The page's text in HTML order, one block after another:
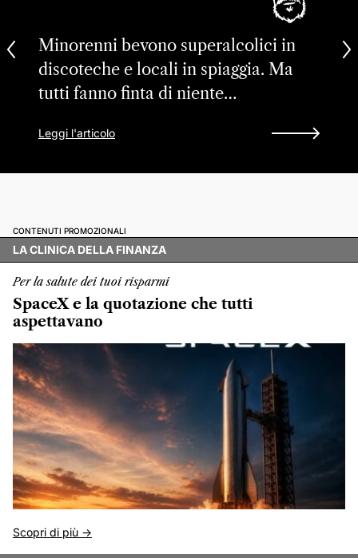
Minorenni bevono superalcolici in
discoteche e locali in spiaggia. Ma
tutti fanno finta di niente…
Leggi l'articolo
CONTENUTI PROMOZIONALI
LA CLINICA DELLA FINANZA
Per la salute dei tuoi risparmi
SpaceX e la quotazione che tutti
aspettavano
Scopri di più ->